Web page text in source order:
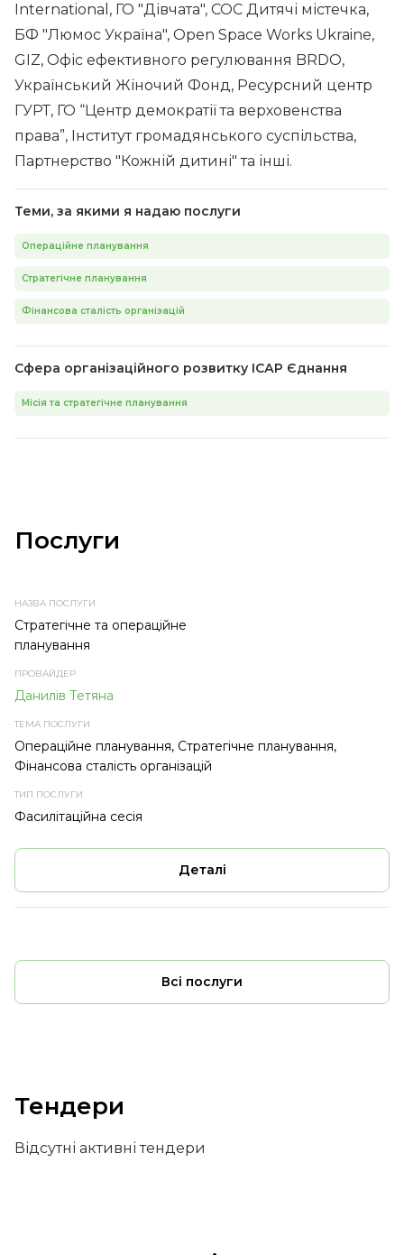
International, ГО "Дівчата", COC Дитячі містечка,
БФ "Люмос Україна", Open Space Works Ukraine,
GIZ, Офіс ефективного регулювання BRDO,
Український Жіночий Фонд, Ресурсний центр
ГУРТ, ГО “Центр демократії та верховенства
права”, Інститут громадянського суспільства,
Партнерство "Кожній дитині" та інші.
Теми, за якими я надаю послуги
Операційне планування
Стратегічне планування
Фінансова сталість організацій
Сфера організаційного розвитку ІСАР Єднання
Місія та стратегічне планування
Послуги
НАЗВА ПРОВАЙДЕР
Стратегічне та операційне
планування
Данилів Тетяна
Операційне планування, Стратегічне планування,
Фінансова сталість організацій
Фасилітаційна сесія
Деталі
Всі послуги
Тендери
Відсутні активні тендери